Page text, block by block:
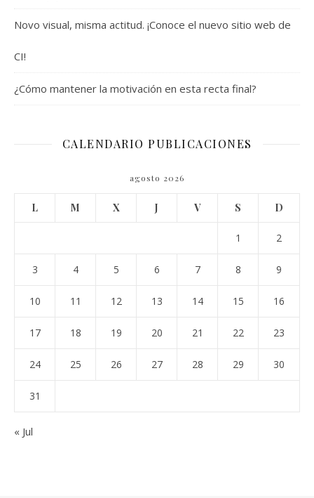
Novo visual, misma actitud. ¡Conoce el nuevo sitio web de
CI!
¿Cómo mantener la motivación en esta recta final?
CALENDARIO PUBLICACIONES
agosto 2026
L M X J V S D
1 2
3 4 5 6 7 8 9
10 11 12 13 14 15 16
17 18 19 20 21 22 23
24 25 26 27 28 29 30
31
« Jul